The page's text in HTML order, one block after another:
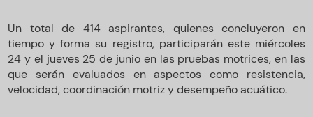
Un total de 414 aspirantes, quienes concluyeron en
tiempo y forma su registro, participarán este miércoles
24 y el jueves 25 de junio en las pruebas motrices, en las
que serán evaluados en aspectos como resistencia,
velocidad, coordinación motriz y desempeño acuático.